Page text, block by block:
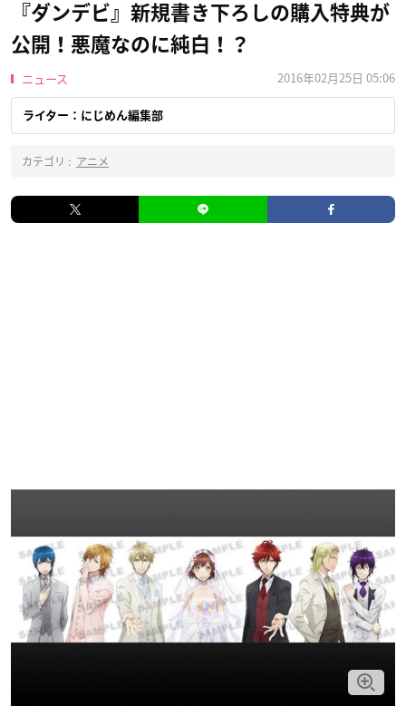
『ダンデビ』新規書き下ろしの購入特典が
公開！悪魔なのに純白！？
ニュース 2016年02月25日 05:06
ライター：にじめん編集部
カテゴリ : アニメ